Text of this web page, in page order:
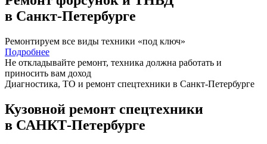
в Санкт-Петербурге
Ремонтируем все виды техники «под ключ»
Подробнее
Не откладывайте ремонт, техника должна работать и
приносить вам доход
Диагностика, ТО и ремонт спецтехники в Санкт-Петербурге
Кузовной ремонт спецтехники
в САНКТ-Петербурге